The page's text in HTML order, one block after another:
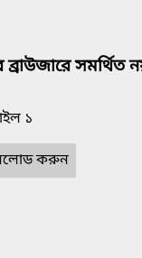
সমর্থিত
১
করুন